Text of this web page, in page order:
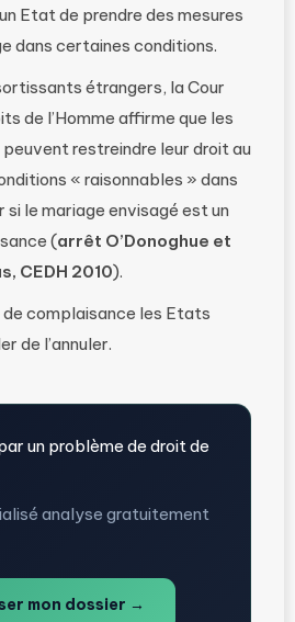
Etat de prendre des mesures
dans certaines conditions.
étrangers, la Cour
de l’Homme affirme que les
restreindre leur droit au
« raisonnables » dans
le mariage envisagé est un
(arrêt O’Donoghue et
CEDH 2010).
de complaisance les Etats
de l’annuler.
un problème de droit de
analyse gratuitement
mon dossier →